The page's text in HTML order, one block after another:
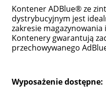
Kontener ADBlue® ze
dystrybucyjnym jest
zakresie
Kontenery gwarantują
przechowywanego
Wyposażenie dostępne: